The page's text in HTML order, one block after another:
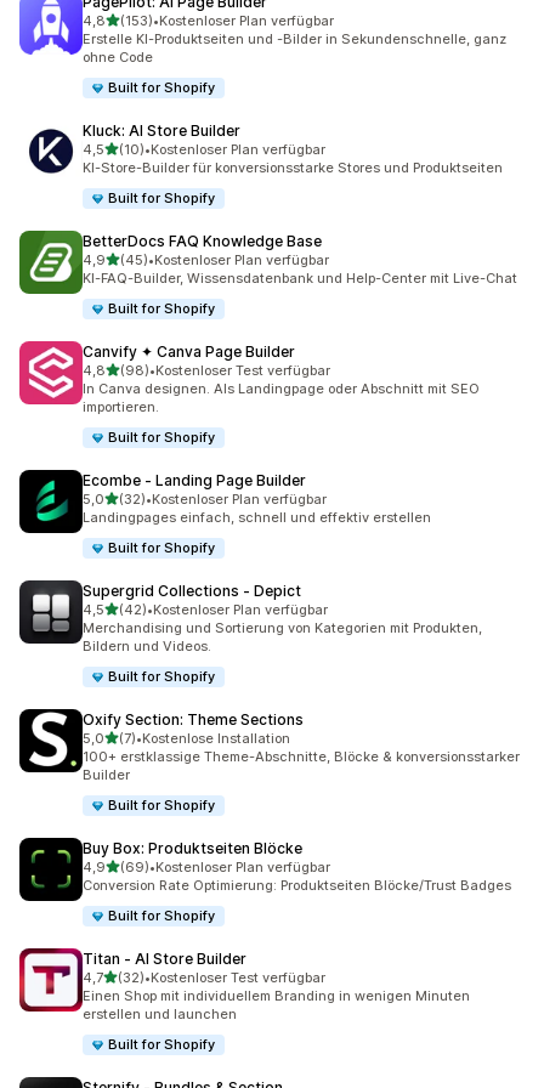
4,8von 5 Sternen
(153)
153 Rezensionen insgesamt
•Kostenloser Plan verfügbar
Erstelle KI-Produktseiten und -Bilder in Sekundenschnelle, ganz
ohne Code
Built for Shopify
Kluck: AI Store Builder
4,5von 5 Sternen
(10)
10 Rezensionen insgesamt
•Kostenloser Plan verfügbar
KI-Store-Builder für konversionsstarke Stores und Produktseiten
Built for Shopify
BetterDocs FAQ Knowledge Base
4,9von 5 Sternen
(45)
45 Rezensionen insgesamt
•Kostenloser Plan verfügbar
KI-FAQ-Builder, Wissensdatenbank und Help-Center mit Live-Chat
Built for Shopify
Canvify ✦ Canva Page Builder
4,8von 5 Sternen
(98)
98 Rezensionen insgesamt
•Kostenloser Test verfügbar
In Canva designen. Als Landingpage oder Abschnitt mit SEO
importieren.
Built for Shopify
Ecombe ‑ Landing Page Builder
5,0von 5 Sternen
(32)
32 Rezensionen insgesamt
•Kostenloser Plan verfügbar
Landingpages einfach, schnell und effektiv erstellen
Built for Shopify
Supergrid Collections ‑ Depict
4,5von 5 Sternen
(42)
42 Rezensionen insgesamt
•Kostenloser Plan verfügbar
Merchandising und Sortierung von Kategorien mit Produkten,
Bildern und Videos.
Built for Shopify
Oxify Section: Theme Sections
5,0von 5 Sternen
(7)
7 Rezensionen insgesamt
•Kostenlose Installation
100+ erstklassige Theme-Abschnitte, Blöcke & konversionsstarker
Builder
Built for Shopify
Buy Box: Produktseiten Blöcke
4,9von 5 Sternen
(69)
69 Rezensionen insgesamt
•Kostenloser Plan verfügbar
Conversion Rate Optimierung: Produktseiten Blöcke/Trust Badges
Built for Shopify
Titan ‑ AI Store Builder
4,7von 5 Sternen
(32)
32 Rezensionen insgesamt
•Kostenloser Test verfügbar
Einen Shop mit individuellem Branding in wenigen Minuten
erstellen und launchen
Built for Shopify